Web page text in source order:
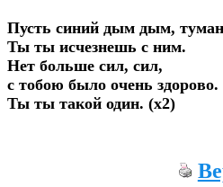
Пусть синий дым дым,
Ты ты исчезнешь с ним.
Нет больше сил, сил,
с тобою было очень здорово.
Ты ты такой один. (х2)